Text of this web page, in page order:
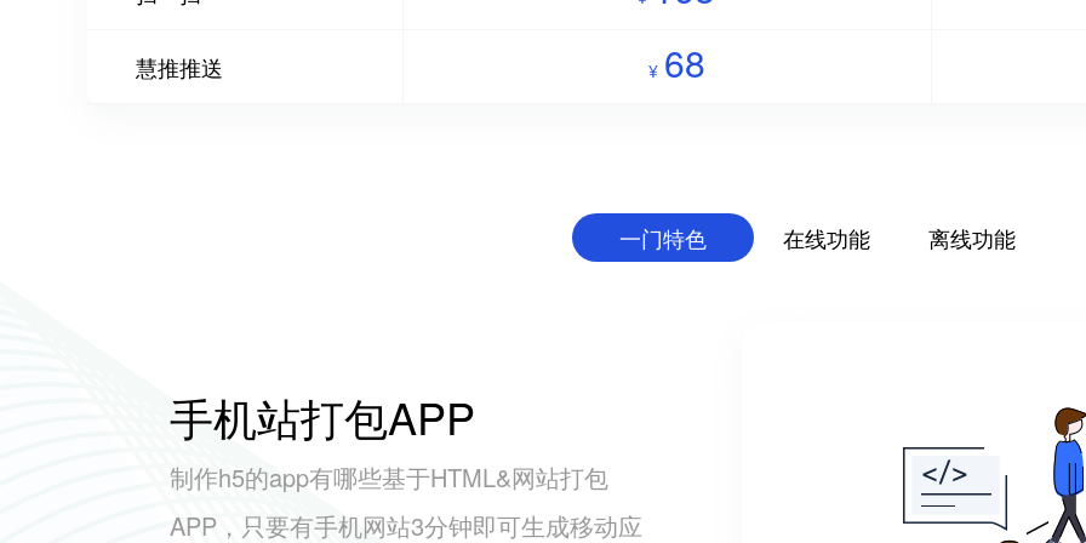
慧推推送 ¥ 68
一门特色 在线功能 离线功能
手机站打包APP
制作h5的app有哪些基于HTML&网站打包
APP，只要有手机网站3分钟即可生成移动应